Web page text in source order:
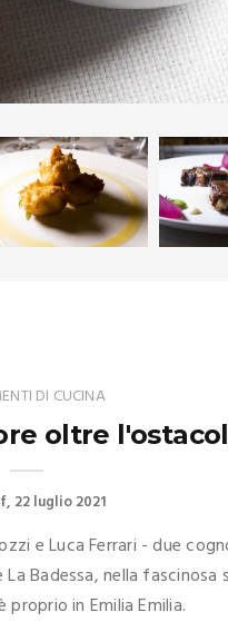
DI CUCINA
oltre
22 luglio 2021
e Luca Ferrari - due
Badessa, nella fascinosa
in Emilia Emilia.